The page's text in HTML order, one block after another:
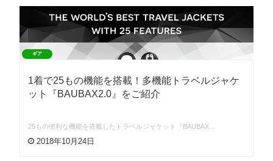
ギア
1着で25もの機能を搭載！多機能トラベルジャケ
ット『BAUBAX2.0』をご紹介
25もの便利な機能を搭載したトラベルジャケット『BAUBAX…
2018年10月24日